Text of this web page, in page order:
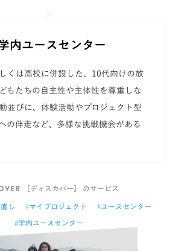
内ユースセンター
くは高校に併設した、10代向けの放
もたちの自主性や主体性を尊重しな
並びに、体験活動やプロジェクト型
の伴走など、多様な挑戦機会がある
［ディスカバー］ のサービス
し
#マイプロジェクト
#ユースセンター
#学内ユースセンター